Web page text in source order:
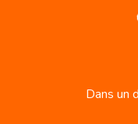
Dans un